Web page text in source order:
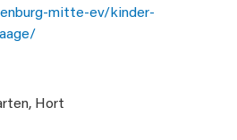
mitte-ev/kinder-
, Hort